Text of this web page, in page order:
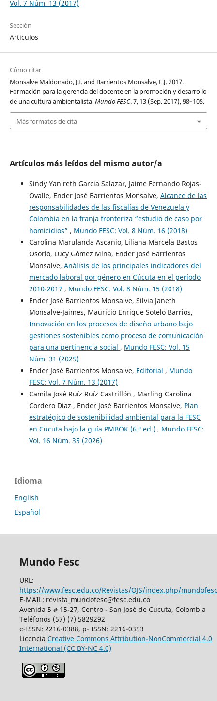
Vol. 7 Núm. 13 (2017)
Sección
Articulos
Cómo citar
Monsalve Maldonado, J.I. and Barrientos Monsalve, E.J. 2017.
Formación para la gerencia del docente en la promoción y desarrollo
de una cultura ambientalista.Mundo FESC. 7, 13 (Sep. 2017), 98–105.
Más formatos de cita
Artículos más leídos del mismo autor/a
Sindy Yanireth Garcia Salazar, Jaime Fernando Rojas-
Ovalle, Ender José Barrientos Monsalve, Alcance de las
responsabilidades de las fiscalías de Venezuela y
Colombia en la franja fronteriza “estudio de caso por
homicidios” , Mundo FESC: Vol. 8 Núm. 16 (2018)
Carolina Marulanda Ascanio, Liliana Marcela Bastos
Osorio, Lucy Gómez Mina, Ender José Barrientos
Monsalve, Análisis de los principales indicadores del
mercado laboral por género en Cúcuta en el período
2010-2017 , Mundo FESC: Vol. 8 Núm. 15 (2018)
Ender José Barrientos Monsalve, Silvia Janeth
Monsalve-Jaimes, Mauricio Enrique Sotelo Barrios,
Innovación en los procesos de diseño urbano bajo
gestiones sostenibles como proceso de comunicación
para una pertinencia social , Mundo FESC: Vol. 15
Núm. 31 (2025)
Ender José Barrientos Monsalve, Editorial , Mundo
FESC: Vol. 7 Núm. 13 (2017)
Camila José Ruíz Ruíz Castrillón , Marling Carolina
Cordero Diaz , Ender José Barrientos Monsalve, Plan
estratégico de sostenibilidad ambiental para la FESC
en Cúcuta bajo la guía PMBOK (6.ª ed.) , Mundo FESC:
Vol. 16 Núm. 35 (2026)
Idioma
English
Español
Mundo Fesc
URL:
https://www.fesc.edu.co/Revistas/OJS/index.php/mundofesc
E-MAIL: revista_mundofesc@fesc.edu.co
Avenida 5 # 15-27, Centro - San José de Cúcuta, Colombia
Teléfonos (57) (7) 5829292
e-ISSN: 2216-0388, p- ISSN: 2216-0353
Licencia Creative Commons Attribution-NonCommercial 4.0
International (CC BY-NC 4.0)